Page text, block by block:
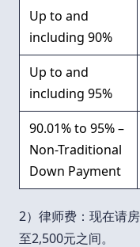
Up to and
including 90%
Up to and
including 95%
90.01% to 95% –
Non-Traditional
Down Payment
2）律师费：现在请
至2,500元之间。